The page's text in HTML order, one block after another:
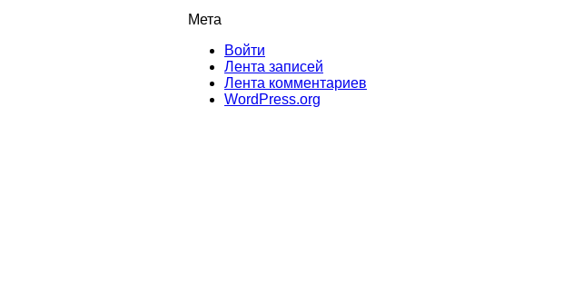
Мета
Войти
Лента записей
Лента комментариев
WordPress.org